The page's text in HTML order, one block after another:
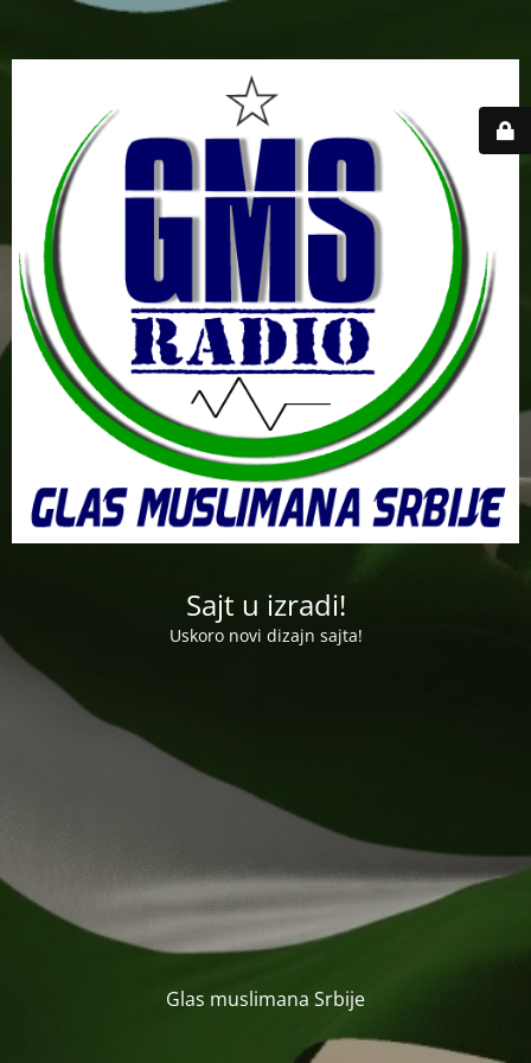
Sajt u izradi!
Uskoro novi dizajn sajta!
Glas muslimana Srbije